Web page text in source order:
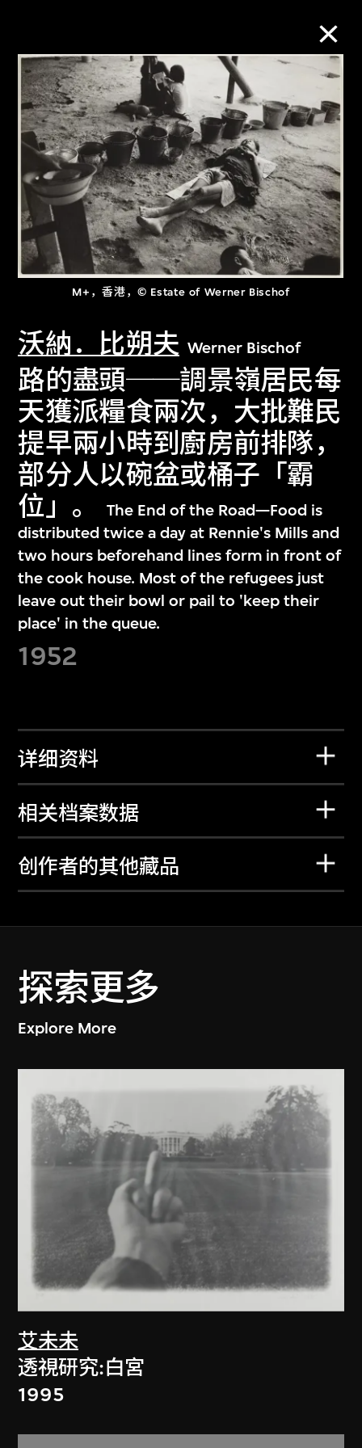
M+，香港，© Estate of Werner Bischof
沃納．比朔夫 Werner Bischof
路的盡頭──調景嶺居民每
天獲派糧食兩次，大批難民
提早兩小時到廚房前排隊，
部分人以碗盆或桶子「霸
位」。
The End of the Road—Food is
distributed twice a day at Rennie's Mills and
two hours beforehand lines form in front of
the cook house. Most of the refugees just
leave out their bowl or pail to 'keep their
place' in the queue.
1952
详细资料
相关档案数据
创作者的其他藏品
探索更多
Explore More
艾未未
透視研究:白宮
1995
M+藏品
进一步筛选 搜索
关于M+藏品
探索世界顶级的二十及二十一世纪视觉
文化藏品。